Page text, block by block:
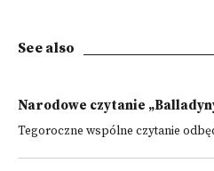
See also
Narodowe czytanie
Tegoroczne wspólne czytanie